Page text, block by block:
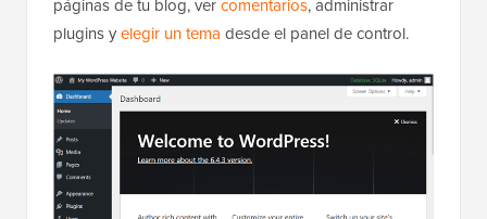
plugins yelegir un tema desde el panel de control.